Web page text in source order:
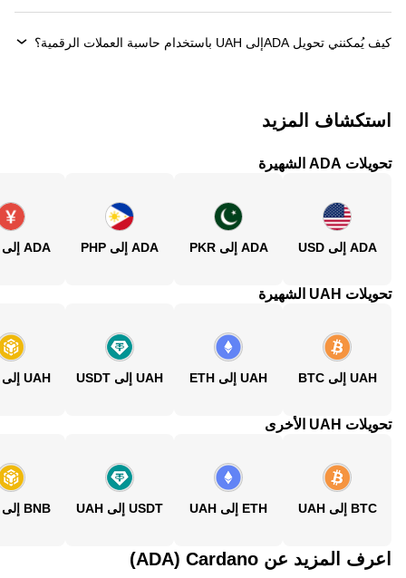
كيف يُمكنني تحويل ‏ADAإلى ‏UAH باستخدام حاسبة العملات الرقمية؟
استكشاف المزيد
تحويلات ADA الشهيرة
ADA إلى USD ADA إلى PKR ADA إلى PHP ADA إلى CNY
تحويلات UAH الشهيرة
UAH إلى BTC UAH إلى ETH UAH إلى USDT UAH إلى BNB
تحويلات UAH الأخرى
BTC إلى UAH ETH إلى UAH USDT إلى UAH BNB إلى UAH
اعرف المزيد عن‏ Cardano (‏ADA)